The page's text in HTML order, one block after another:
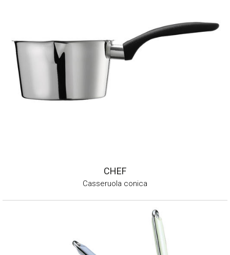
CHEF
Casseruola conica